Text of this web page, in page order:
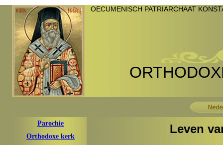
OECUMENISCH PATRIARCHAAT
Parochie
Orthodoxe kerk
Leven